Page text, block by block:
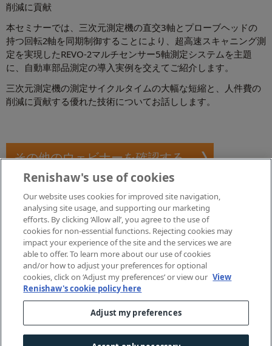
削減に貢献
本セミナーでは、三次元測定機の直交3軸とプローブヘッドの
持つ回転2軸を同期制御することにより、超高速スキャニング測
定を実現したREVO-2マルチセンサー5軸測定システムを主題
に、自動車部品測定の導入実例を交えてご紹介します。
三次元測定機の測定サイクルタイムの大幅な短縮と、人件費の
削減に貢献する優れた技術についてお話しします。
その他のウェビナーを確認する
Renishaw's use of cookies
Our website uses cookies for improved site navigation,
analysing site usage, and supporting our marketing
efforts. By clicking ‘Allow all’, you agree to the use of
cookies for non-essential functions. Rejecting cookies may
impact your experience of the site and the services we are
able to offer. To learn more about our use of cookies
and/or how to adjust your preferences for optional
cookies, click on ‘Adjust my preferences’ or view our View
Renishaw's cookie policy here
Adjust my preferences